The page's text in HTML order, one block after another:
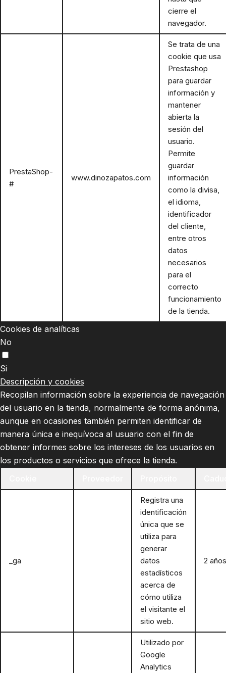
cierre el
navegador.
PrestaShop-
#
www.dinozapatos.com
Se trata de una
cookie que usa
Prestashop
para guardar
información y
mantener
abierta la
sesión del
usuario.
Permite
guardar
información
como la divisa,
el idioma,
identificador
del cliente,
entre otros
datos
necesarios
para el
correcto
funcionamiento
de la tienda.
Cookies de analíticas
No
Si
Descripción y cookies
Recopilan información sobre la experiencia de navegación
del usuario en la tienda, normalmente de forma anónima,
aunque en ocasiones también permiten identificar de
manera única e inequívoca al usuario con el fin de
obtener informes sobre los intereses de los usuarios en
los productos o servicios que ofrece la tienda.
_ga
Registra una
identificación
única que se
utiliza para
generar
datos
estadísticos
acerca de
cómo utiliza
el visitante el
sitio web.
2 años
Utilizado por
Google
Analytics